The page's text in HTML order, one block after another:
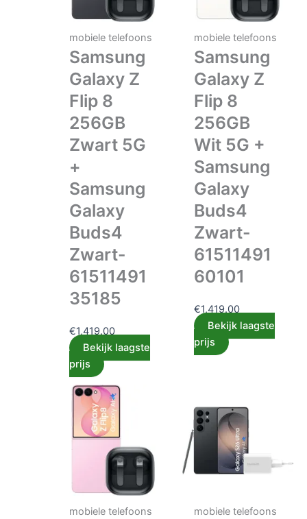
mobiele telefoons
Samsung
Galaxy Z
Flip 8
256GB
Zwart 5G
+
Samsung
Galaxy
Buds4
Zwart-
61511491
35185
€1,419.00
Bekijk laagste
prijs
mobiele telefoons
Samsung
Galaxy Z
Flip 8
256GB
Wit 5G +
Samsung
Galaxy
Buds4
Zwart-
61511491
60101
€1,419.00
Bekijk laagste
prijs
mobiele telefoons mobiele telefoons